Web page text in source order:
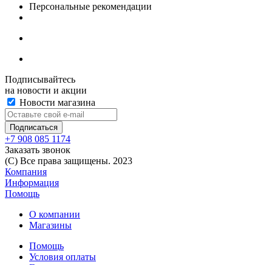
Персональные рекомендации
Подписывайтесь
на новости и акции
Новости магазина
+7 908 085 1174
Заказать звонок
(C) Все права защищены. 2023
Компания
Информация
Помощь
О компании
Магазины
Помощь
Условия оплаты